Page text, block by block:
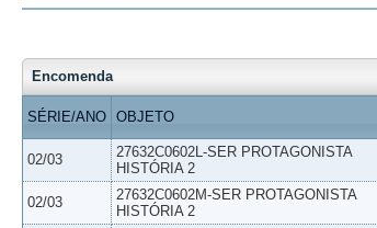
Encomenda
SÉRIE/ANO OBJETO
02/03
27632C0602L-SER PROTAGONISTA
HISTÓRIA 2
02/03
27632C0602M-SER PROTAGONISTA
HISTÓRIA 2